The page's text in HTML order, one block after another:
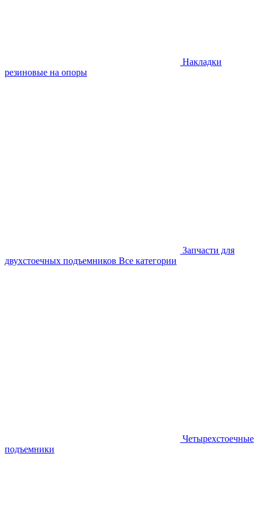
Накладки
резиновые на опоры
Запчасти для
двухстоечных подъемников Все категории
Четырехстоечные
подъемники